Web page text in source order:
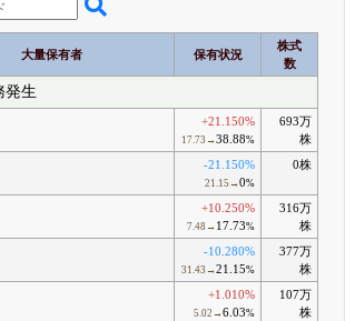
大量保有者 保有状況
株式
数
発生
+21.150%
17.73→ 38.88%
693万
株
-21.150%
21.15→ 0%
0株
+10.250%
7.48→ 17.73%
316万
株
-10.280%
31.43→ 21.15%
377万
株
+1.010%
5.02→ 6.03%
107万
株